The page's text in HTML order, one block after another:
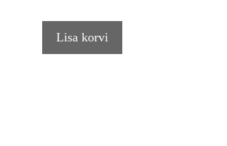
Lisa korvi